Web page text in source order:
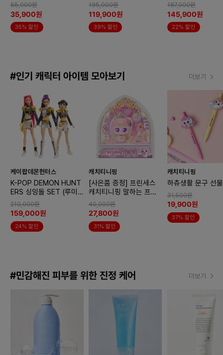
55,000원
35,900원
35% 할인
195,000원
119,900원
39% 할인
187,000원
145,900원
22% 할인
#인기 캐릭터 아이템 모아보기 더보기
케이팝데몬헌터스
K-POP DEMON HUNT
ERS 싱잉돌 SET (루미/
미라/조이)
210,000원
159,000원
24% 할인
캐치티니핑
[사은품 증정] 프린세스
캐치티니핑 말하는 프린
세스 아름핑
40,000원
27,800원
31% 할인
캐치티니핑
하츄생활 문구 선
31,500원
19,900원
37% 할인
#민감해진 피부를 위한 진정 케어 더보기